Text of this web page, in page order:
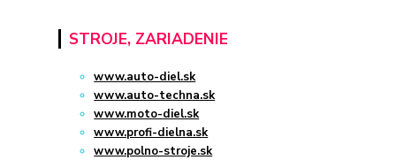
STROJE, ZARIADENIE
www.auto-diel.sk
www.auto-techna.sk
www.moto-diel.sk
www.profi-dielna.sk
www.polno-stroje.sk